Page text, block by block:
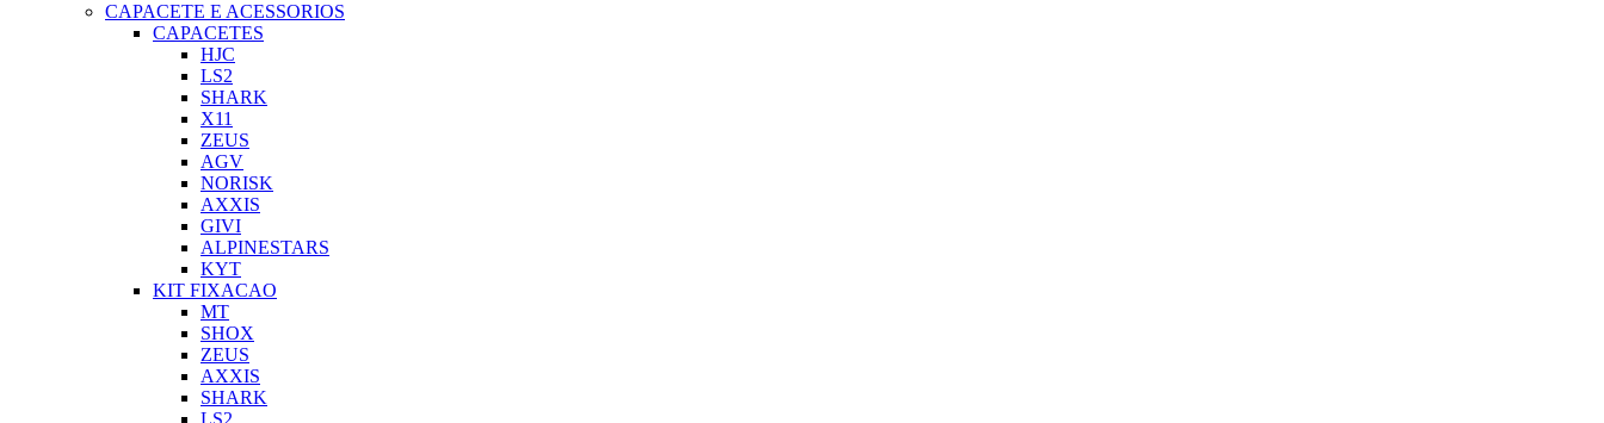
CAPACETE E ACESSORIOS
CAPACETES
HJC
LS2
SHARK
X11
ZEUS
AGV
NORISK
AXXIS
GIVI
ALPINESTARS
KYT
KIT FIXACAO
MT
SHOX
ZEUS
AXXIS
SHARK
LS2